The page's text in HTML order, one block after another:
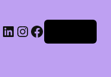
LinkedIn
Instagram
Facebook